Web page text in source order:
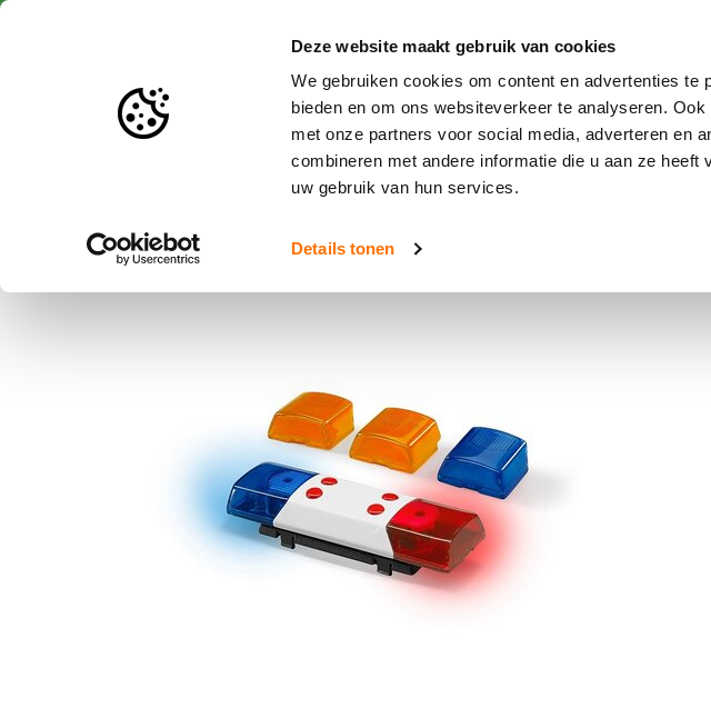
Deze website maakt gebruik van cookies
We gebruiken cookies om content en advertenties
bieden en om ons websiteverkeer te analyseren.
met onze partners voor social media, adverteren en
combineren met andere informatie die u aan ze
uw gebruik van hun services.
Details tonen
Speelgoed en miniaturen Bruder SIKU Rolly